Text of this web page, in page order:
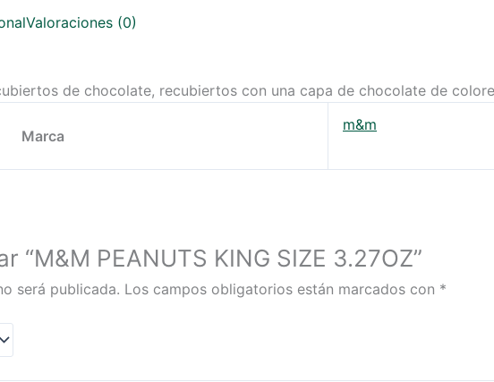
Valoraciones (0)
de chocolate, recubiertos con una capa de chocolate de
Marca
m&m
“M&M PEANUTS KING SIZE 3.27OZ”
será publicada. Los campos obligatorios están marcados con *